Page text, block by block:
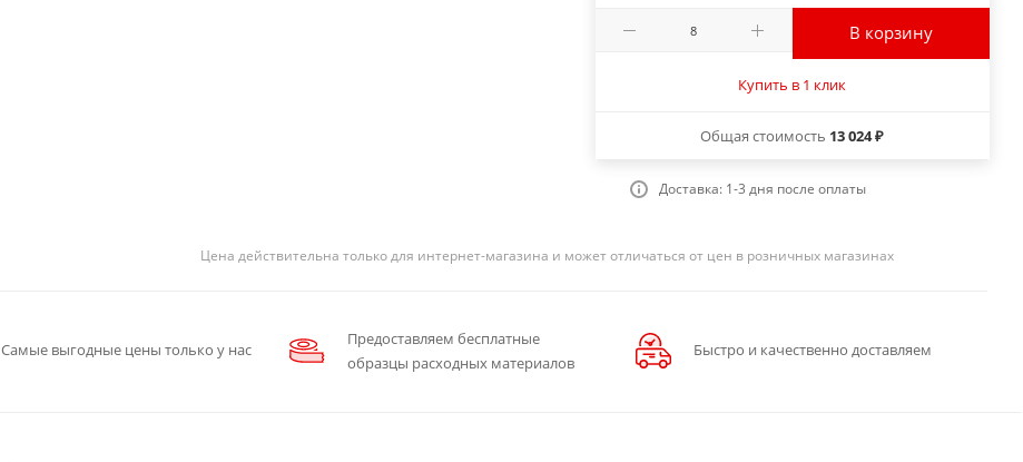
В корзину
Купить в 1 клик
Общая стоимость 13 024 ₽
Доставка: 1-3 дня после оплаты
Цена действительна только для интернет-магазина и может отличаться от цен в розничных магазинах
Самые выгодные цены только у нас
Предоставляем бесплатные
образцы расходных материалов
Быстро и качественно доставляем